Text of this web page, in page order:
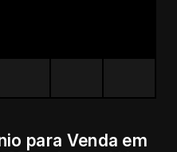
para Venda em